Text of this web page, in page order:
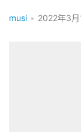
musi • 2022年3